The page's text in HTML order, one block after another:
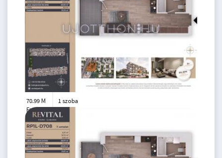
70.99 M
Ft
28 m2
1 szoba
6. emelet